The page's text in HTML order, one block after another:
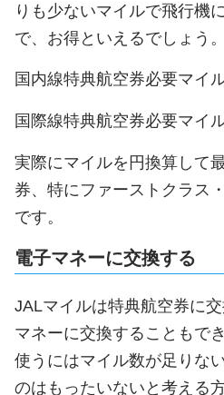
りも少ないマイルで飛行機
で、お得といえるでしょう。
国内線特典航空券必要マイ
国際線特典航空券必要マイ
実際にマイルを円換算して
券、特にファーストクラス
です。
電子マネーに交換する
JALマイルは特典航空券に
マネーに交換することもで
使うにはマイル数が足りな
のはもったいないと考える